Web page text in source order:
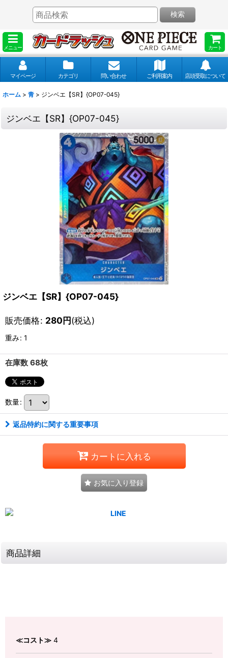
メニュー カート
検索
マイページ カテゴリ 問い合わせ ご利用案内 店頭受取について
ホーム > 青 > ジンベエ【SR】{OP07-045}
ジンベエ【SR】{OP07-045}
ジンベエ【SR】{OP07-045}
販売価格: 280円(税込)
重み: 1
在庫数 68枚
数量:
返品特約に関する重要事項
カートに入れる
お気に入り登録
商品詳細
≪コスト≫ 4